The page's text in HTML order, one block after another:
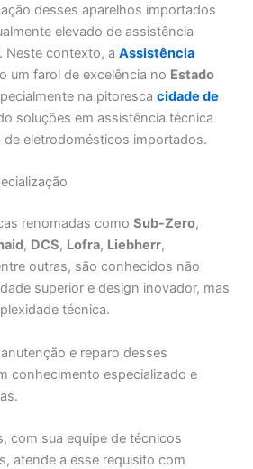
desses aparelhos importados
elevado de assistência
Neste contexto, aAssistência
um farol de excelência no Estado
na pitorescacidade de
soluções em assistência técnica
de eletrodomésticos importados.
renomadas comoSub-Zero,
, DCS, Lofra, Liebherr,
outras, são conhecidos não
superior e design inovador, mas
técnica.
e reparo desses
conhecimento especializado e
com sua equipe de técnicos
atende a esse requisito com